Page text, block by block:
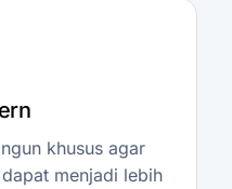
khusus agar
menjadi lebih